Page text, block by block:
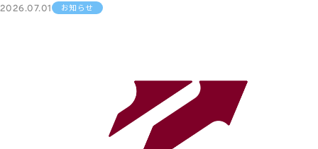
2026.07.01 お知らせ